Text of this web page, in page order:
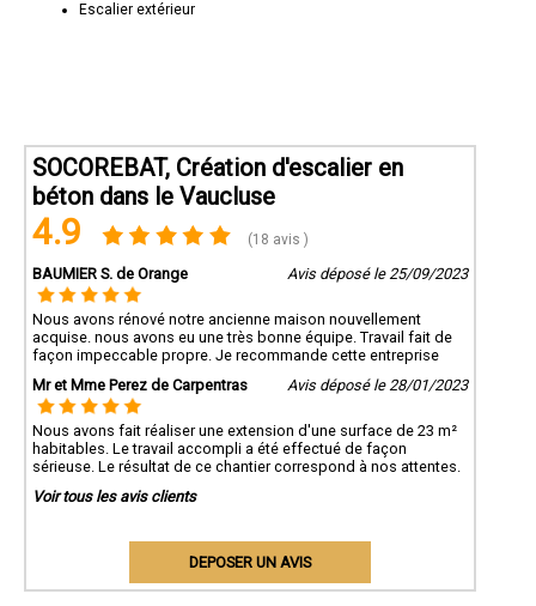
Escalier extérieur
SOCOREBAT, Création d'escalier en
béton dans le Vaucluse
4.9 (18 avis )
BAUMIER S. de Orange Avis déposé le 25/09/2023
Nous avons rénové notre ancienne maison nouvellement
acquise. nous avons eu une très bonne équipe. Travail fait de
façon impeccable propre. Je recommande cette entreprise
Mr et Mme Perez de Carpentras
Avis déposé le 28/01/2023
Nous avons fait réaliser une extension d'une surface de 23 m²
habitables. Le travail accompli a été effectué de façon
sérieuse. Le résultat de ce chantier correspond à nos attentes.
Voir tous les avis clients
DEPOSER UN AVIS